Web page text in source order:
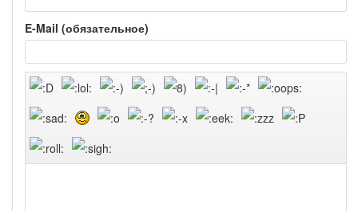
E-Mail (обязательное)